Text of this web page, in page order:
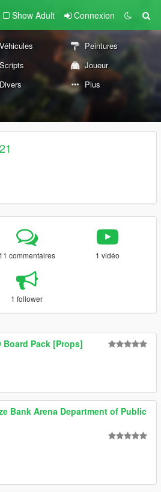
Show Adult Connexion
Peintures
Scripts
Joueur
Divers Plus
11 commentaires 1 vidéo
1 follower
Board Pack [Props]
Bank Arena Department of Public